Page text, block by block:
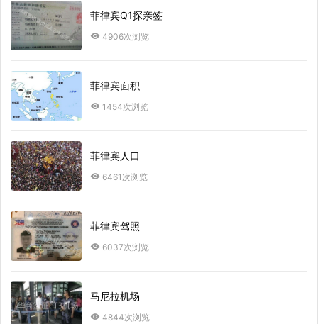
菲律宾Q1探亲签
4906次浏览
菲律宾面积
1454次浏览
菲律宾人口
6461次浏览
菲律宾驾照
6037次浏览
马尼拉机场
4844次浏览